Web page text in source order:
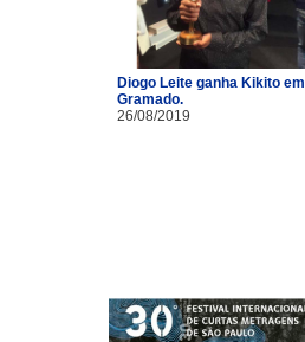
Diogo Leite ganha Kikito em
Gramado.
26/08/2019